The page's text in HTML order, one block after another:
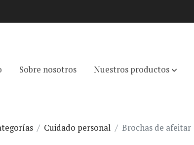
Sobre nosotros Nuestros productos
Cuidado personal Brochas de afeitar